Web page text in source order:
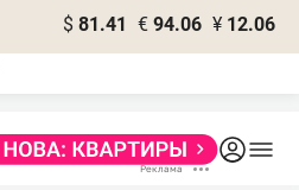
$ 81.41 € 94.06 ¥ 12.06